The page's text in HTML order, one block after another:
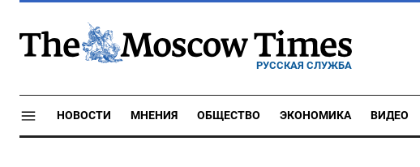
РУССКАЯ СЛУЖБА
НОВОСТИ МНЕНИЯ ОБЩЕСТВО ЭКОНОМИКА ВИДЕО